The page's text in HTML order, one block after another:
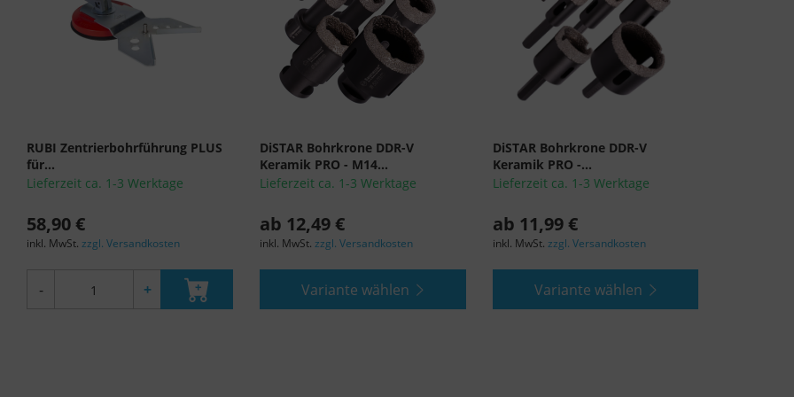
RUBI Zentrierbohrführung PLUS
für...
Lieferzeit ca. 1-3 Werktage
58,90 €
inkl. MwSt. zzgl. Versandkosten
- +
DiSTAR Bohrkrone DDR-V
Keramik PRO - M14...
Lieferzeit ca. 1-3 Werktage
ab 12,49 €
inkl. MwSt. zzgl. Versandkosten
Variante wählen
DiSTAR Bohrkrone DDR-V
Keramik PRO -...
Lieferzeit ca. 1-3 Werktage
ab 11,99 €
inkl. MwSt. zzgl. Versandkosten
Variante wählen
nach EU-Standards unzureichenden Datenschutzniveau eingestuft.
Es besteht insbesondere das Risiko, dass Ihre Daten von US-
Behörden zu Kontroll- und Überwachungszwecken, möglicherweise
ohne Rechtsmittel, verarbeitet werden. Wenn Sie auf "Nur